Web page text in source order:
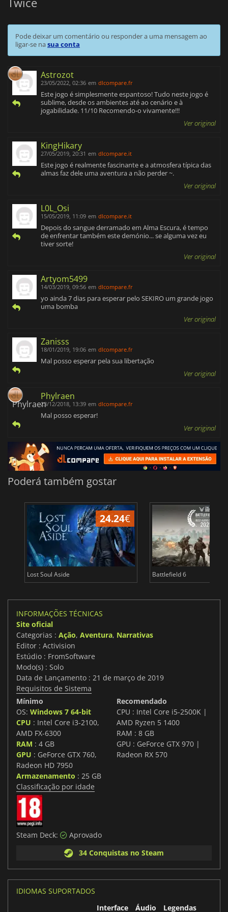
Pode deixar um comentário ou responder a uma mensagem ao
ligar-se nasua conta
Astrozot
23/05/2022, 02:36 em dlcompare.fr
Este jogo é simplesmente espantoso! Tudo neste jogo é
sublime, desde os ambientes até ao cenário e à
jogabilidade. 11/10 Recomendo-o vivamente!!!
Ver original
KingHikary
27/05/2019, 20:31 em dlcompare.it
Este jogo é realmente fascinante e a atmosfera típica das
almas faz dele uma aventura a não perder ~.
Ver original
L0L_Osi
15/05/2019, 11:09 em dlcompare.it
Depois do sangue derramado em Alma Escura, é tempo
de enfrentar também este demónio... se alguma vez eu
tiver sorte!
Ver original
Artyom5499
14/03/2019, 09:56 em dlcompare.fr
yo ainda 7 dias para esperar pelo SEKIRO um grande jogo
uma bomba
Ver original
Zanisss
18/01/2019, 19:06 em dlcompare.fr
Mal posso esperar pela sua libertação
Ver original
Phylraen
23/12/2018, 13:39 em dlcompare.fr
Mal posso esperar!
Ver original
Poderá também gostar
24.24€
Lost Soul Aside Battlefield 6
INFORMAÇÕES TÉCNICAS
Site oficial
Categorias : Ação, Aventura, Narrativas
Editor : Activision
Estúdio : FromSoftware
Modo(s) : Solo
Data de Lançamento : 21 de março de 2019
Requisitos de Sistema
Mínimo
OS: Windows 7 64-bit
CPU : Intel Core i3-2100,
AMD FX-6300
RAM : 4 GB
GPU : GeForce GTX 760,
Radeon HD 7950
Armazenamento : 25 GB
Recomendado
CPU : Intel Core i5-2500K |
AMD Ryzen 5 1400
RAM : 8 GB
GPU : GeForce GTX 970 |
Radeon RX 570
Classificação por idade
Steam Deck:
Aprovado
34 Conquistas no Steam
IDIOMAS SUPORTADOS
Interface
Áudio
Legendas